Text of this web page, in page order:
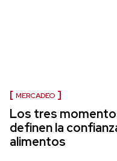
MERCADEO
Los tres
definen la
alimentos